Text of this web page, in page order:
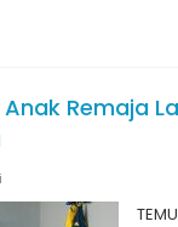
Remaja